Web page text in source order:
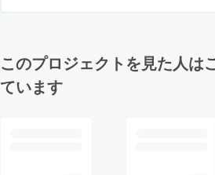
このプロジェクトを見た人は
ています